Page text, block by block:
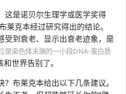
这是诺贝尔生理学或医学奖得
莱克本经过研究得出的结论。
受到衰老、显示出衰老迹象，是
是染色体末端的一小段DNA-蛋白质
世界告别了。
布莱克本给出以下几条建议。